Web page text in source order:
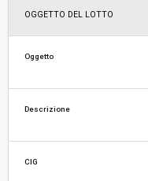
Scelta del contraente:
Valore stimato della procedura:
OGGETTO DEL LOTTO
Oggetto
Descrizione
CIG